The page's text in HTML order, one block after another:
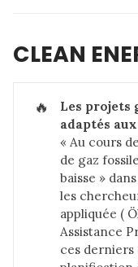
CLEAN
🔥
Les projets
adaptés
« Au cours
de gaz
baisse »
les
appliquée (
Assistance
ces